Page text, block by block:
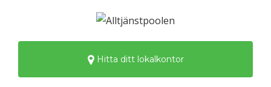
Hitta ditt lokalkontor